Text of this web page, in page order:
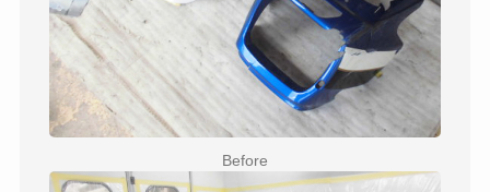
Before